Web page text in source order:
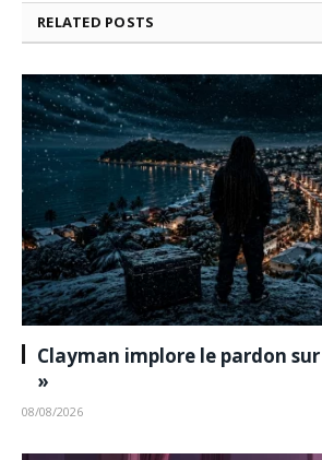
RELATED POSTS
Clayman implore le pardon
»
08/08/2026